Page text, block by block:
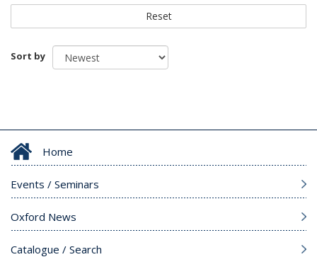
Reset
Sort by
Home
Events / Seminars
Oxford News
Catalogue / Search